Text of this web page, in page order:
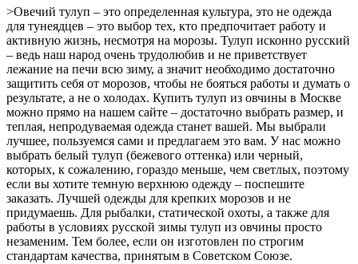
>Овечий тулуп – это определенная культура, это не одежда
для тунеядцев – это выбор тех, кто предпочитает работу и
активную жизнь, несмотря на морозы. Тулуп исконно русский
– ведь наш народ очень трудолюбив и не приветствует
лежание на печи всю зиму, а значит необходимо достаточно
защитить себя от морозов, чтобы не бояться работы и думать о
результате, а не о холодах. Купить тулуп из овчины в Москве
можно прямо на нашем сайте – достаточно выбрать размер, и
теплая, непродуваемая одежда станет вашей. Мы выбрали
лучшее, пользуемся сами и предлагаем это вам. У нас можно
выбрать белый тулуп (бежевого оттенка) или черный,
которых, к сожалению, гораздо меньше, чем светлых, поэтому
если вы хотите темную верхнюю одежду – поспешите
заказать. Лучшей одежды для крепких морозов и не
придумаешь. Для рыбалки, статической охоты, а также для
работы в условиях русской зимы тулуп из овчины просто
незаменим. Тем более, если он изготовлен по строгим
стандартам качества, принятым в Советском Союзе.